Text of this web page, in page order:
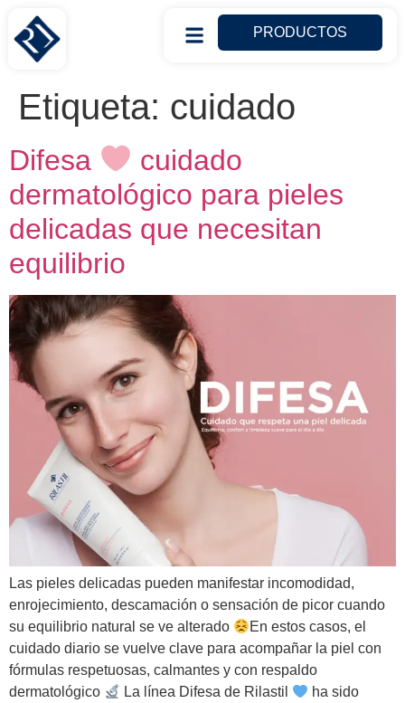
PRODUCTOS
Etiqueta: cuidado
Difesa
cuidado
dermatológico para pieles
delicadas que necesitan
equilibrio
Las pieles delicadas pueden manifestar incomodidad,
enrojecimiento, descamación o sensación de picor cuando
su equilibrio natural se ve alterado
En estos casos, el
cuidado diario se vuelve clave para acompañar la piel con
fórmulas respetuosas, calmantes y con respaldo
dermatológico
La línea Difesa de Rilastil
ha sido